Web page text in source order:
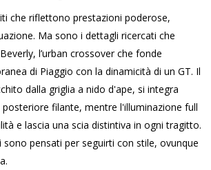
che riflettono prestazioni poderose,
Ma sono i dettagli ricercati che
l’urban crossover che fonde
di Piaggio con la dinamicità di un GT. Il
dalla griglia a nido d'ape, si integra
filante, mentre l'illuminazione full
e lascia una scia distintiva in ogni tragitto.
pensati per seguirti con stile, ovunque